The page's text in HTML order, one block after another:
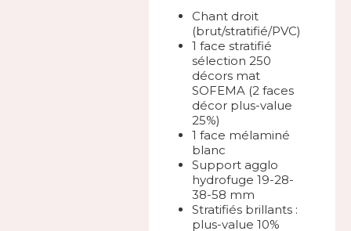
Chant droit
(brut/stratifié/PVC)
1 face stratifié
sélection 250
décors mat
SOFEMA (2 faces
décor plus-value
25%)
1 face mélaminé
blanc
Support agglo
hydrofuge 19-28-
38-58 mm
Stratifiés brillants :
plus-value 10%